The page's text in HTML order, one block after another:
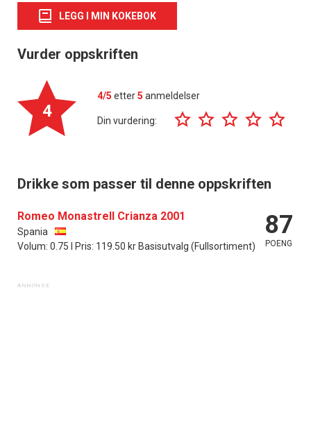
LEGG I MIN KOKEBOK
Vurder oppskriften
4
4/5 etter5 anmeldelser
Din vurdering:
Drikke som passer til denne oppskriften
Romeo Monastrell Crianza 2001
Spania
Volum: 0.75 l Pris: 119.50 kr Basisutvalg (Fullsortiment)
87
POENG